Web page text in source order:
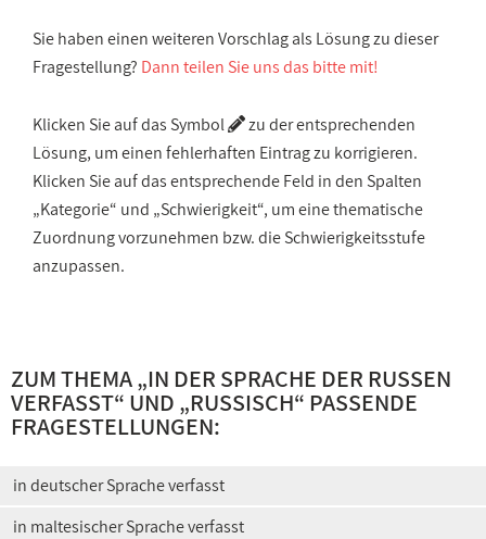
Sie haben einen weiteren Vorschlag als Lösung zu dieser
Fragestellung? Dann teilen Sie uns das bitte mit!
Klicken Sie auf das Symbol
zu der entsprechenden
Lösung, um einen fehlerhaften Eintrag zu korrigieren.
Klicken Sie auf das entsprechende Feld in den Spalten
„Kategorie“ und „Schwierigkeit“, um eine thematische
Zuordnung vorzunehmen bzw. die Schwierigkeitsstufe
anzupassen.
ZUM THEMA „IN DER SPRACHE DER RUSSEN
VERFASST“ UND „RUSSISCH“ PASSENDE
FRAGESTELLUNGEN:
in deutscher Sprache verfasst
in maltesischer Sprache verfasst